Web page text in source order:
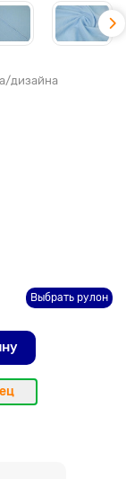
дизайна
Выбрать рулон